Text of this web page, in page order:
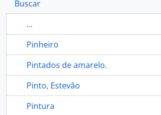
Buscar
...
Pinheiro
Pintados de amarelo.
Pinto, Estevão
Pintura